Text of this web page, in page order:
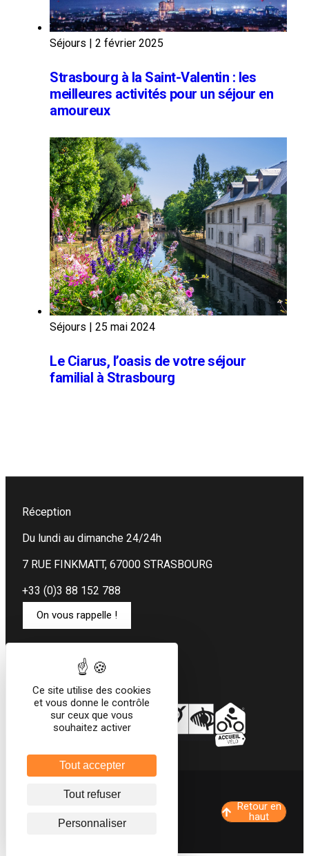
Séjours | 2 février 2025
Strasbourg à la Saint-Valentin : les
meilleures activités pour un séjour en
amoureux
Séjours | 25 mai 2024
Le Ciarus, l’oasis de votre séjour
familial à Strasbourg
Réception
Du lundi au dimanche 24/24h
7 RUE FINKMATT, 67000 STRASBOURG
+33 (0)3 88 152 788
On vous rappelle !
Réseaux sociaux
Mentions légales
Conditions générales de vente
Retour en
haut
Ce site utilise des cookies
et vous donne le contrôle
sur ceux que vous
souhaitez activer
Tout accepter
Tout refuser
Personnaliser